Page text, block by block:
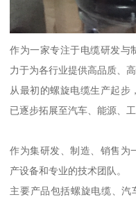
作为一家专注于电缆研发与
力于为各行业提供高品质、
从最初的螺旋电缆生产起步
已逐步拓展至汽车、能源、
作为集研发、制造、销售为
产设备和专业的技术团队。
主要产品包括螺旋电缆、汽